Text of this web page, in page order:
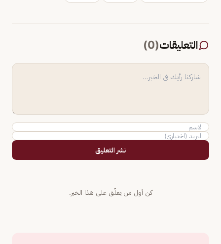
التعليقات(
0
)
نشر التعليق
كن أول من يعلّق على هذا الخبر.